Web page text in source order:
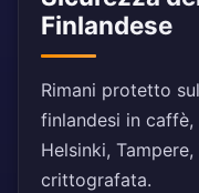
Finlandese
Rimani protetto
finlandesi in
Helsinki,
crittografata.